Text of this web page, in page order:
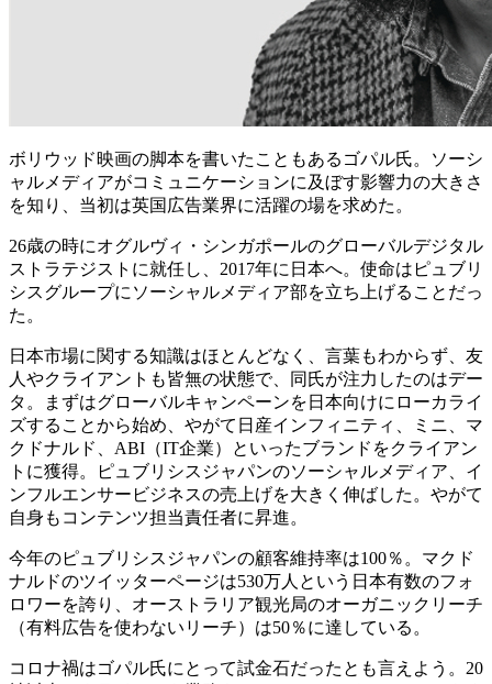
ボリウッド映画の脚本を書いたこともあるゴパル氏。ソーシ
ャルメディアがコミュニケーションに及ぼす影響力の大きさ
を知り、当初は英国広告業界に活躍の場を求めた。
26歳の時にオグルヴィ・シンガポールのグローバルデジタル
ストラテジストに就任し、2017年に日本へ。使命はピュブリ
シスグループにソーシャルメディア部を立ち上げることだっ
た。
日本市場に関する知識はほとんどなく、言葉もわからず、友
人やクライアントも皆無の状態で、同氏が注力したのはデー
タ。まずはグローバルキャンペーンを日本向けにローカライ
ズすることから始め、やがて日産インフィニティ、ミニ、マ
クドナルド、ABI（IT企業）といったブランドをクライアン
トに獲得。ピュブリシスジャパンのソーシャルメディア、イ
ンフルエンサービジネスの売上げを大きく伸ばした。やがて
自身もコンテンツ担当責任者に昇進。
今年のピュブリシスジャパンの顧客維持率は100％。マクド
ナルドのツイッターページは530万人という日本有数のフォ
ロワーを誇り、オーストラリア観光局のオーガニックリーチ
（有料広告を使わないリーチ）は50％に達している。
コロナ禍はゴパル氏にとって試金石だったとも言えよう。20